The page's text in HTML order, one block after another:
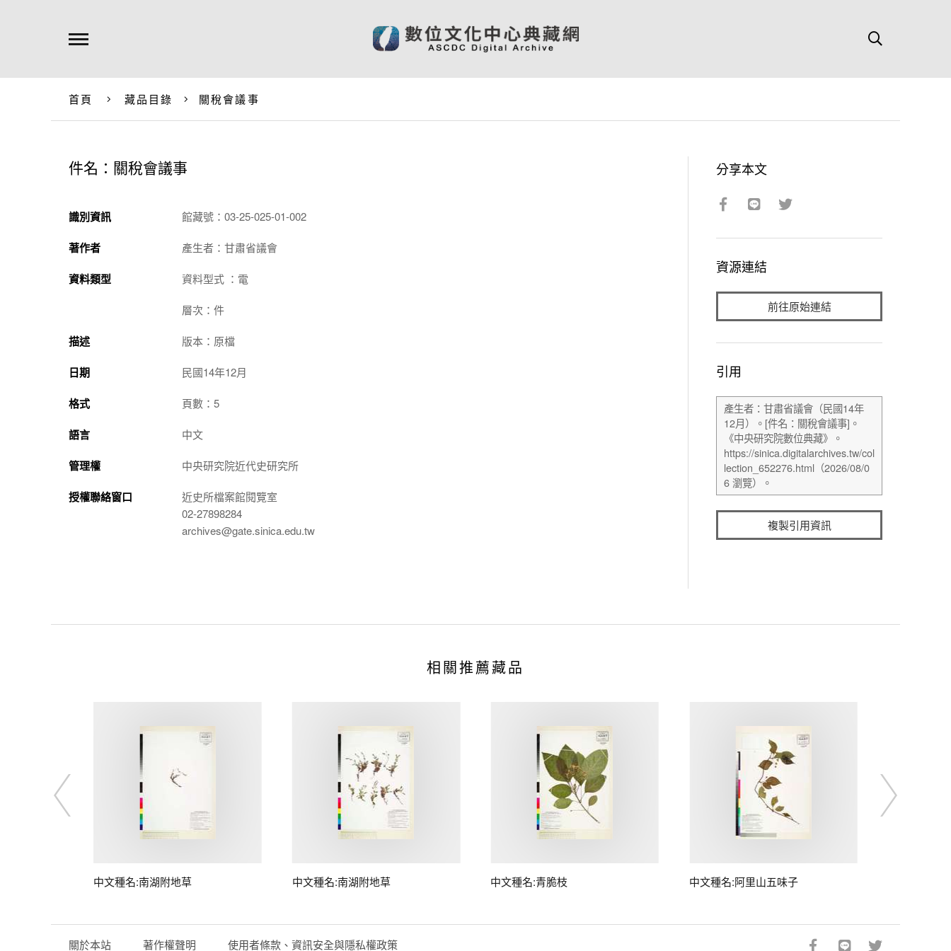
首頁 藏品目錄 關稅會議事
件名：關稅會議事
識別資訊 館藏號：03-25-025-01-002
著作者 產生者：甘肅省議會
資料類型 資料型式 ：電
層次：件
描述 版本：原檔
日期 民國14年12月
格式 頁數：5
語言 中文
管理權 中央研究院近代史研究所
授權聯絡窗口
近史所檔案館閱覽室
02-27898284
archives@gate.sinica.edu.tw
分享本文
資源連結
前往原始連結
引用
複製引用資訊
相關推薦藏品
中文種名:南湖附地草 中文種名:南湖附地草 中文種名:青脆枝 中文種名:阿里山五味子
關於本站 著作權聲明 使用者條款、資訊安全與隱私權政策